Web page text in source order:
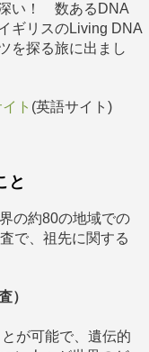
い！ 数あるDNA
ギリスのLiving DNA
を探る旅に出まし
ト (英語サイト)
と
の約80の地域での
で、祖先に関する
）
が可能で、遺伝的